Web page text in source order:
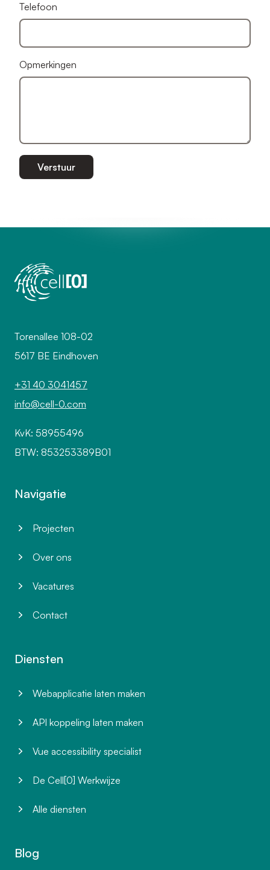
Telefoon
Opmerkingen
Verstuur
Torenallee 108-02
5617 BE Eindhoven
+31 40 3041457
info@cell-0.com
KvK: 58955496
BTW: 853253389B01
Navigatie
Projecten
Over ons
Vacatures
Contact
Diensten
Webapplicatie laten maken
API koppeling laten maken
Vue accessibility specialist
De Cell[0] Werkwijze
Alle diensten
Blog